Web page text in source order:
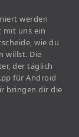
werden
mit uns ein
wie du
willst. Die
der täglich
für Android
bringen dir die